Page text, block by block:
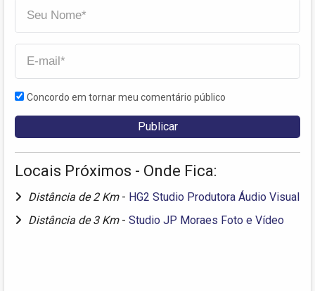
Concordo em tornar meu comentário público
Locais Próximos - Onde Fica:
Distância de 2 Km - HG2 Studio Produtora Áudio Visual
Distância de 3 Km - Studio JP Moraes Foto e Vídeo